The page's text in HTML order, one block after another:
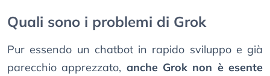
Quali sono i problemi di Grok
Pur essendo un chatbot in rapido sviluppo e già
parecchio apprezzato, anche Grok non è esente